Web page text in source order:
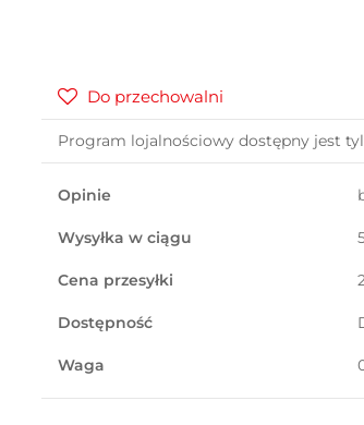
Do przechowalni
Program lojalnościowy dostępny jest
Opinie
Wysyłka w ciągu
Cena przesyłki
Dostępność
Waga